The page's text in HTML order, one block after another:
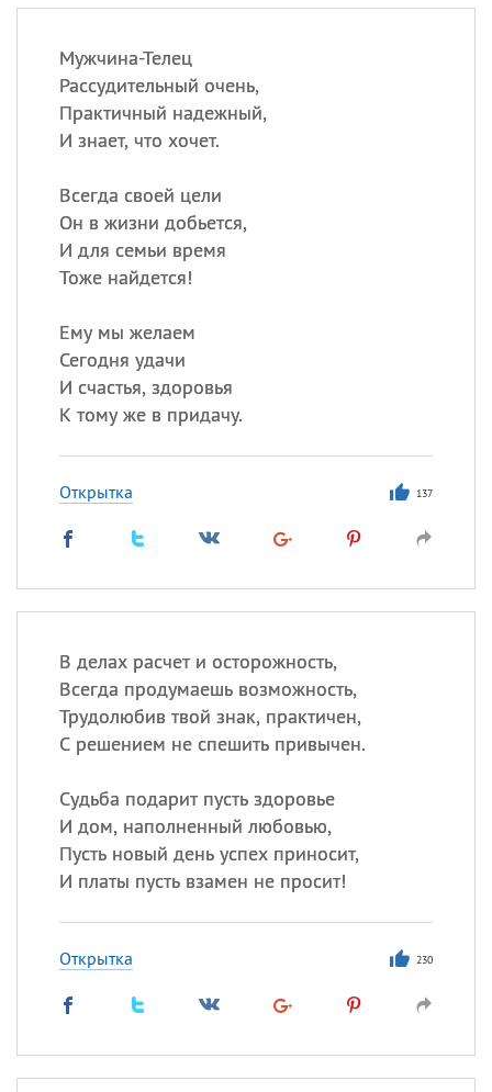
Мужчина-Телец
Рассудительный очень,
Практичный надежный,
И знает, что хочет.
Всегда своей цели
Он в жизни добьется,
И для семьи время
Тоже найдется!
Ему мы желаем
Сегодня удачи
И счастья, здоровья
К тому же в придачу.
Открытка 137
В делах расчет и осторожность,
Всегда продумаешь возможность,
Трудолюбив твой знак, практичен,
С решением не спешить привычен.
Судьба подарит пусть здоровье
И дом, наполненный любовью,
Пусть новый день успех приносит,
И платы пусть взамен не просит!
Открытка 230